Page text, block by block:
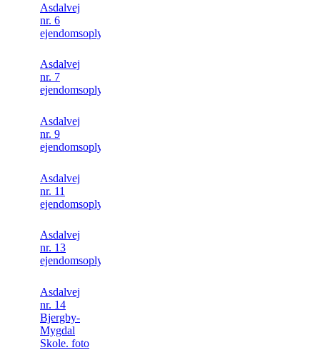
Asdalvej
nr. 6
ejendomsoplysninger
Asdalvej
nr. 7
ejendomsoplysning
Asdalvej
nr. 9
ejendomsoplysning
Asdalvej
nr. 11
ejendomsoplysning
Asdalvej
nr. 13
ejendomsoplysning
Asdalvej
nr. 14
Bjergby-
Mygdal
Skole. foto